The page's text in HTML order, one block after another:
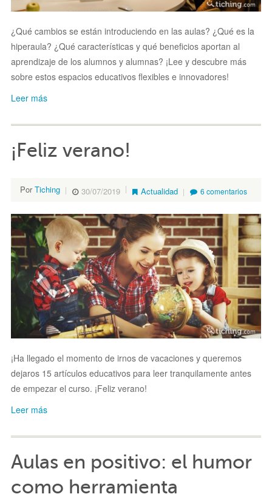
¿Qué cambios se están introduciendo en las aulas? ¿Qué es la
hiperaula? ¿Qué características y qué beneficios aportan al
aprendizaje de los alumnos y alumnas? ¡Lee y descubre más
sobre estos espacios educativos flexibles e innovadores!
Leer más
¡Feliz verano!
PorTiching 30/07/2019 Actualidad 6 comentarios
¡Ha llegado el momento de irnos de vacaciones y queremos
dejaros 15 artículos educativos para leer tranquilamente antes
de empezar el curso. ¡Feliz verano!
Leer más
Aulas en positivo: el humor
como herramienta